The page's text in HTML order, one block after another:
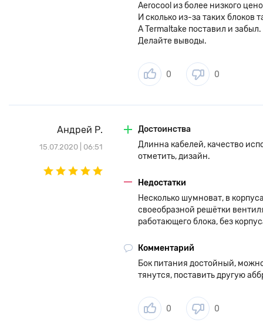
Aerocool из более низкого
И сколько из-за таких блоков
А Termaltake поставил и забыл.
Делайте выводы.
0 0
Андрей Р.
15.07.2020 | 06:51
Достоинства
Длинна кабелей, качество
отметить, дизайн.
Недостатки
Несколько шумноват, в
своеобразной решётки
работающего блока, без
Комментарий
Бок питания достойный,
тянутся, поставить другую
0 0